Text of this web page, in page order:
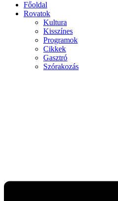
Főoldal
Rovatok
Kultura
Kisszínes
Programok
Cikkek
Gasztró
Szórakozás